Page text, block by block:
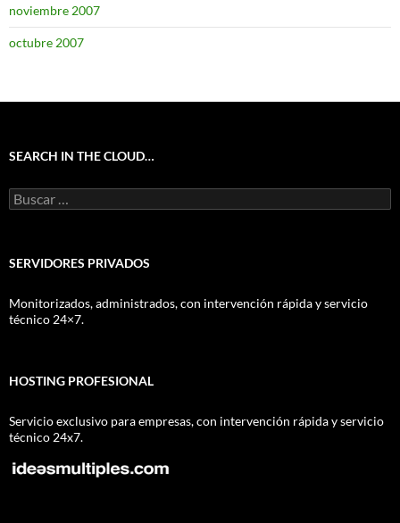
noviembre 2007
octubre 2007
SEARCH IN THE CLOUD…
Buscar:
SERVIDORES PRIVADOS
Monitorizados, administrados, con intervención rápida y servicio
técnico 24×7.
HOSTING PROFESIONAL
Servicio exclusivo para empresas, con intervención rápida y servicio
técnico 24x7.